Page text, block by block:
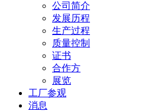
公司简介
发展历程
生产过程
质量控制
证书
合作方
展览
工厂参观
消息